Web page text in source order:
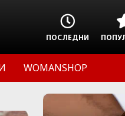
ПОСЛЕДНИ
WOMANSHOP